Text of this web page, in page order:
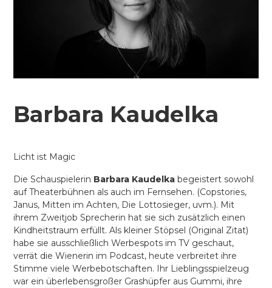
Barbara Kaudelka
Licht ist Magic
Die Schauspielerin Barbara Kaudelka begeistert sowohl
auf Theaterbühnen als auch im Fernsehen. (Copstories,
Janus, Mitten im Achten, Die Lottosieger, uvm.). Mit
ihrem Zweitjob Sprecherin hat sie sich zusätzlich einen
Kindheitstraum erfüllt. Als kleiner Stöpsel (Original Zitat)
habe sie ausschließlich Werbespots im TV geschaut,
verrät die Wienerin im Podcast, heute verbreitet ihre
Stimme viele Werbebotschaften. Ihr Lieblingsspielzeug
war ein überlebensgroßer Grashüpfer aus Gummi, ihre